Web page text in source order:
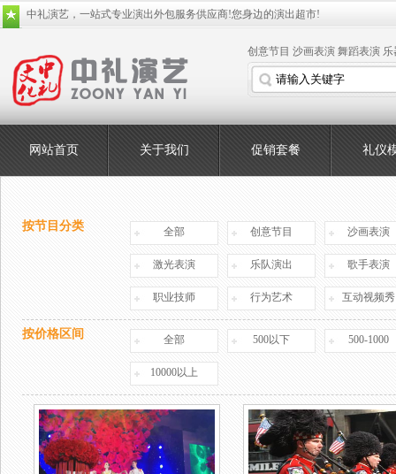
中礼演艺，一站式专业演出外包服务供应商!您身边的演出超市!
创意节目 沙画表演 舞蹈表演 乐
网站首页 关于我们 促销套餐 礼仪
按节目分类 全部 创意节目 沙画表演
激光表演 乐队演出 歌手表演
职业技师 行为艺术 互动视频秀
按价格区间 全部 500以下 500-1000
10000以上